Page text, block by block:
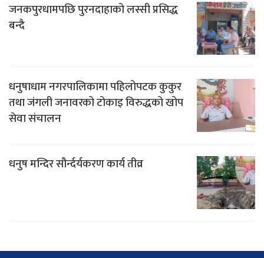
जनकपुरधामपछि पुरनदाहाको लस्सी प्रसिद्ध
बन्दै
धनुषाधाम नगरपालिकामा पहिलोपटक कुकुर
तथा जंगली जनावरको टोकाइ विरुद्धको खोप
सेवा संचालन
धनुष मन्दिर सौर्न्दर्यकरण कार्य तीव्र